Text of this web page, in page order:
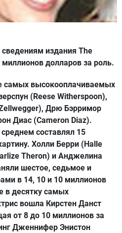
сведениям издания The
долларов за роль.
самых высокооплачиваемых
(Reese Witherspoon),
Дрю Бэрримор
Диас (Cameron Diaz).
составлял 15
Холли Берри (Halle
Theron) и Анджелина
шестое, седьмое и
в 14, 10 и 10 миллионов
в десятку самых
вошла Кирстен Данст
от 8 до 10 миллионов за
Дженнифер Энистон